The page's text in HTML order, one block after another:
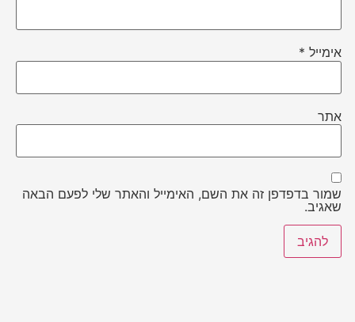
אימייל *
אתר
שמור בדפדפן זה את השם, האימייל והאתר שלי לפעם הבאה
שאגיב.